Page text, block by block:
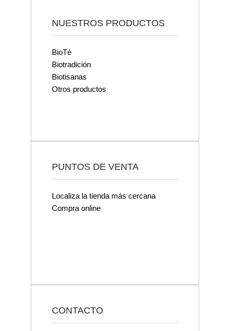
NUESTROS PRODUCTOS
BioTé
Biotradición
Biotisanas
Otros productos
PUNTOS DE VENTA
Localiza la tienda más cercana
Compra online
CONTACTO